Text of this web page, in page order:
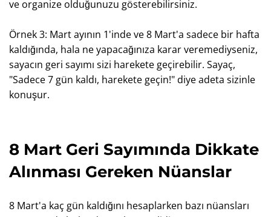
ve organize olduğunuzu gösterebilirsiniz.
Örnek 3: Mart ayının 1'inde ve 8 Mart'a sadece bir hafta
kaldığında, hala ne yapacağınıza karar veremediyseniz,
sayacın geri sayımı sizi harekete geçirebilir. Sayaç,
"Sadece 7 gün kaldı, harekete geçin!" diye adeta sizinle
konuşur.
8 Mart Geri Sayımında Dikkate
Alınması Gereken Nüanslar
8 Mart'a kaç gün kaldığını hesaplarken bazı nüansları